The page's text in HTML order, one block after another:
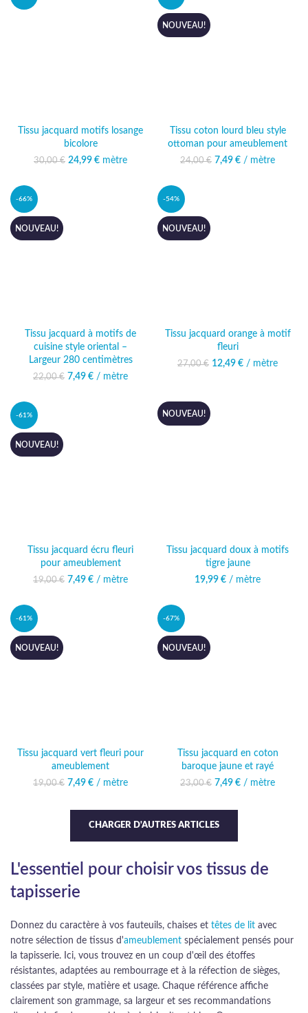
Tissu jacquard motifs losange
bicolore
30,00€ Le prix initial était :
24,99 €
Le prix
mètre
NOUVEAU!
Tissu coton lourd bleu style
ottoman pour ameublement
24,00€ Le prix initial était :
7,49 € Le prix actuel
/ mètre
-66%
NOUVEAU!
Tissu jacquard à motifs de
cuisine style oriental –
Largeur 280 centimètres
22,00€ Le prix initial était :
7,49 € Le prix actuel
/ mètre
-54%
NOUVEAU!
Tissu jacquard orange à motif
fleuri
27,00€
Le prix initial était :
12,49 €
Le prix
/ mètre
-61%
NOUVEAU!
Tissu jacquard écru fleuri
pour ameublement
19,00€ Le prix initial était :
7,49 € Le prix actuel
/ mètre
NOUVEAU!
Tissu jacquard doux à motifs
tigre jaune
19,99 € / mètre
-61%
NOUVEAU!
Tissu jacquard vert fleuri pour
ameublement
19,00€ Le prix initial était :
7,49 € Le prix actuel
/ mètre
-67%
NOUVEAU!
Tissu jacquard en coton
baroque jaune et rayé
23,00€ Le prix initial était :
7,49 € Le prix actuel
/ mètre
CHARGER D'AUTRES ARTICLES
L'essentiel pour choisir vos tissus de
tapisserie
Donnez du caractère à vos fauteuils, chaises et têtes de lit avec
notre sélection de tissus d'ameublement spécialement pensés pour
la tapisserie. Ici, vous trouvez en un coup d'œil des étoffes
résistantes, adaptées au rembourrage et à la réfection de sièges,
classées par style, matière et usage. Chaque référence affiche
clairement son grammage, sa largeur et ses recommandations